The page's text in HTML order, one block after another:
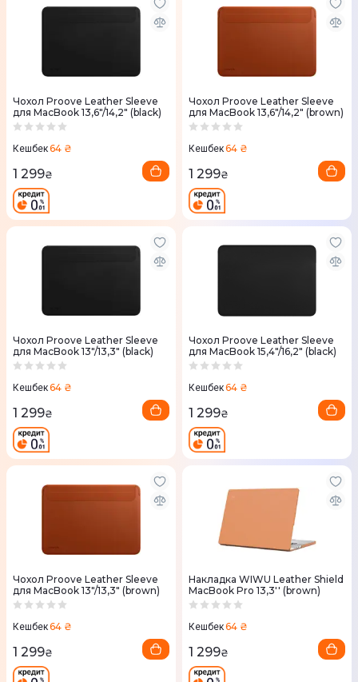
Чохол Proove Leather Sleeve
для MacBook 13,6"/14,2" (black)
Кешбек64 ₴
1 299₴
Чохол Proove Leather Sleeve
для MacBook 13,6"/14,2" (brown)
Кешбек64 ₴
1 299₴
Чохол Proove Leather Sleeve
для MacBook 13"/13,3" (black)
Кешбек64 ₴
1 299₴
Чохол Proove Leather Sleeve
для MacBook 15,4"/16,2" (black)
Кешбек64 ₴
1 299₴
Чохол Proove Leather Sleeve
для MacBook 13"/13,3" (brown)
Кешбек64 ₴
1 299₴
Накладка WIWU Leather Shield
MacBook Pro 13,3'' (brown)
Кешбек64 ₴
1 299₴